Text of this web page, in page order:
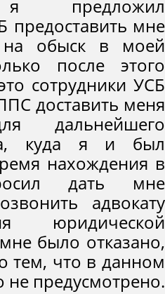
я предложил
предоставить мне
на обыск в моей
после этого
сотрудники УСБ
доставить меня
куда я и был
нахождения в
дать мне
адвокату
юридической
было отказано,
тем, что в данном
не предусмотрено.